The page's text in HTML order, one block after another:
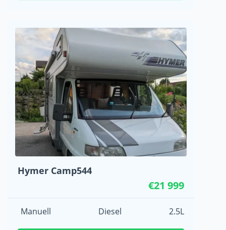
Hymer Camp544
€21 999
Manuell Diesel 2.5L